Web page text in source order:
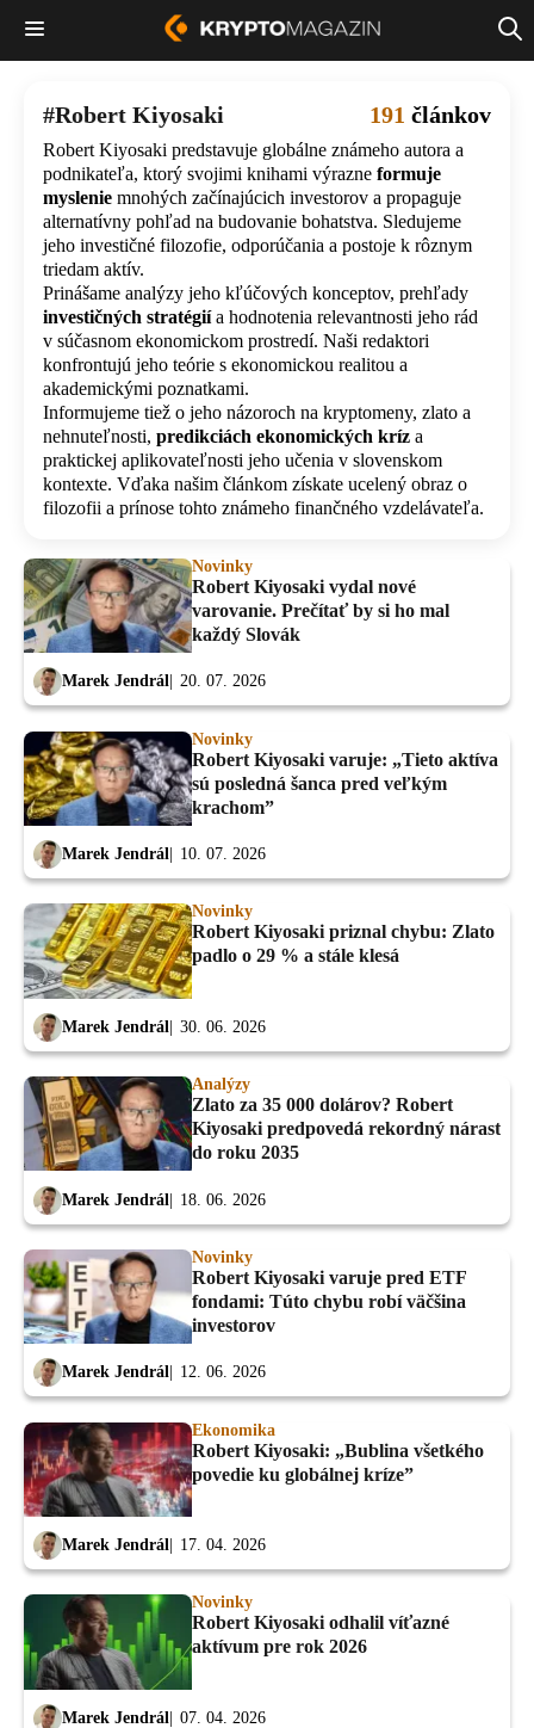
Robert Kiyosaki 191 článkov
Robert Kiyosaki predstavuje globálne známeho autora a
podnikateľa, ktorý svojimi knihami výrazne formuje
myslenie mnohých začínajúcich investorov a propaguje
alternatívny pohľad na budovanie bohatstva. Sledujeme
jeho investičné filozofie, odporúčania a postoje k rôznym
triedam aktív.
Prinášame analýzy jeho kľúčových konceptov, prehľady
investičných stratégiía hodnotenia relevantnosti jeho rád
v súčasnom ekonomickom prostredí. Naši redaktori
konfrontujú jeho teórie s ekonomickou realitou a
akademickými poznatkami.
Informujeme tiež o jeho názoroch na kryptomeny, zlato a
nehnuteľnosti, predikciách ekonomických kríz a
praktickej aplikovateľnosti jeho učenia v slovenskom
kontexte. Vďaka našim článkom získate ucelený obraz o
filozofii a prínose tohto známeho finančného vzdelávateľa.
Novinky
Robert Kiyosaki vydal nové
varovanie. Prečítať by si ho mal
každý Slovák
Marek Jendrál 20. 07. 2026
Novinky
Robert Kiyosaki varuje: „Tieto aktíva
sú posledná šanca pred veľkým
krachom”
Marek Jendrál 10. 07. 2026
Novinky
Robert Kiyosaki priznal chybu: Zlato
padlo o 29 % a stále klesá
Marek Jendrál 30. 06. 2026
Analýzy
Zlato za 35 000 dolárov? Robert
Kiyosaki predpovedá rekordný nárast
do roku 2035
Marek Jendrál 18. 06. 2026
Novinky
Robert Kiyosaki varuje pred ETF
fondami: Túto chybu robí väčšina
investorov
Marek Jendrál 12. 06. 2026
Ekonomika
Robert Kiyosaki: „Bublina všetkého
povedie ku globálnej kríze”
Marek Jendrál 17. 04. 2026
Novinky
Robert Kiyosaki odhalil víťazné
aktívum pre rok 2026
Marek Jendrál 07. 04. 2026